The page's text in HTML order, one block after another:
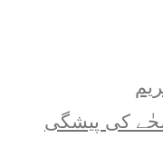
کی پیشگی